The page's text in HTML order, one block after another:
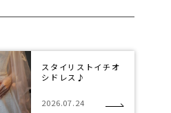
スタイリストイチオ
シドレス♪
2026.07.24